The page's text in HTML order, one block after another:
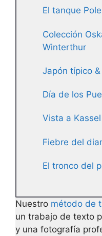
El tanque
Colección
Winterthur
Japón típico
Día de los
Vista a
Fiebre del
El tronco del
Nuestro método de
un trabajo de texto
y una fotografía